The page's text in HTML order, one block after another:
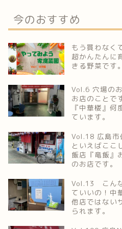
今のおすすめ
もう買わなく
超かんたんに
きる野菜です。
Vol.6 穴場の
お店のことで
『中華楼』何
ています。
Vol.18 広島市
といえばここ
飯店『竜飯』
のお店です。
Vol.13 こん
ていいの！
他店ではない
られます。